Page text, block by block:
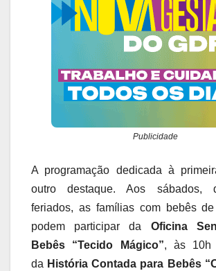
Publicidade
A programação dedicada à
outro destaque. Aos sábados,
feriados, as famílias com bebês
podem participar da Oficina
Bebês “Tecido Mágico”, às 10h
da História Contada para Bebês